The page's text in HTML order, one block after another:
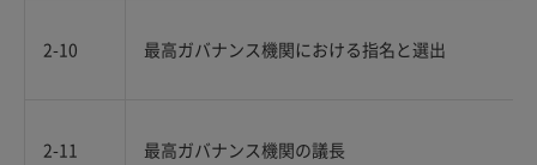
2-10 最高ガバナンス機関における指名と選出
2-11 最高ガバナンス機関の議長